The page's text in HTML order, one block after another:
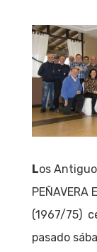
Los
PEÑAVERA
(1967/75)
pasado